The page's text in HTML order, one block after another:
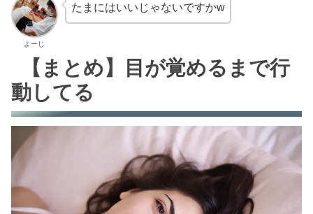
よーじ
たまにはいいじゃないですかw
【まとめ】目が覚めるまで行
動してる